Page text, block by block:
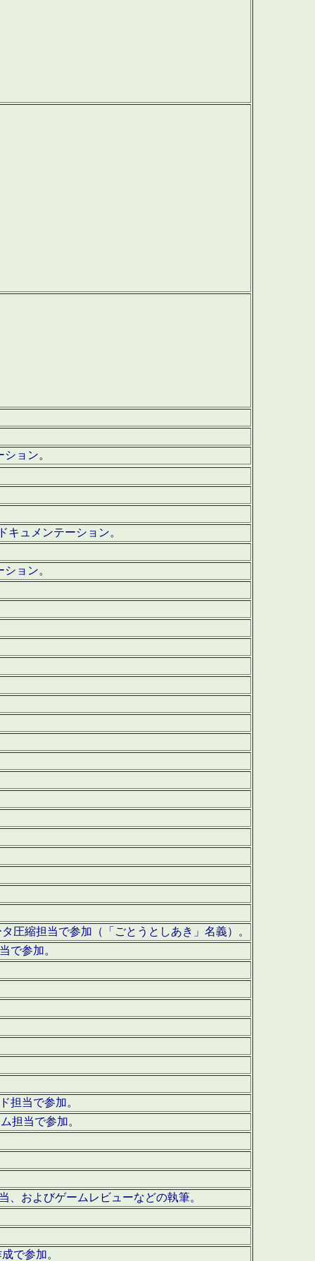
ョン。
キュメンテーション。
ョン。
圧縮担当で参加（「ごとうとしあき」名義）。
で参加。
担当で参加。
担当で参加。
、およびゲームレビューなどの執筆。
で参加。